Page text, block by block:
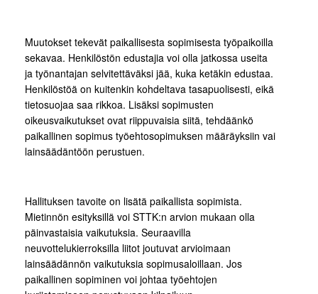
Muutokset tekevät paikallisesta sopimisesta työpaikoilla
sekavaa. Henkilöstön edustajia voi olla jatkossa useita
ja työnantajan selvitettäväksi jää, kuka ketäkin edustaa.
Henkilöstöä on kuitenkin kohdeltava tasapuolisesti, eikä
tietosuojaa saa rikkoa. Lisäksi sopimusten
oikeusvaikutukset ovat riippuvaisia siitä, tehdäänkö
paikallinen sopimus työehtosopimuksen määräyksiin vai
lainsäädäntöön perustuen.
Hallituksen tavoite on lisätä paikallista sopimista.
Mietinnön esityksillä voi STTK:n arvion mukaan olla
päinvastaisia vaikutuksia. Seuraavilla
neuvottelukierroksilla liitot joutuvat arvioimaan
lainsäädännön vaikutuksia sopimusaloillaan. Jos
paikallinen sopiminen voi johtaa työehtojen